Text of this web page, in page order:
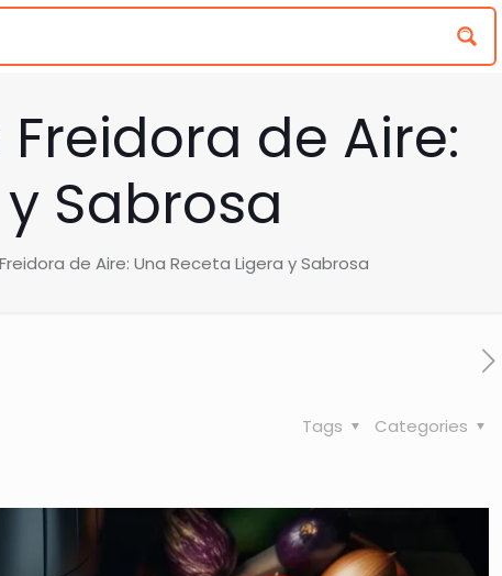
de Aire:
Sabrosa
de Aire: Una Receta Ligera y Sabrosa
Categories
Tags